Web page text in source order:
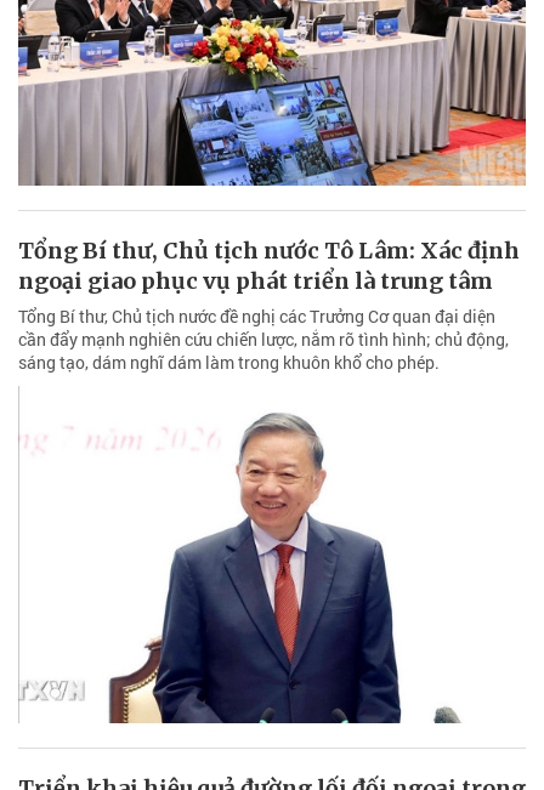
Tổng Bí thư, Chủ tịch nước Tô Lâm: Xác định
ngoại giao phục vụ phát triển là trung tâm
Tổng Bí thư, Chủ tịch nước đề nghị các Trưởng Cơ quan đại diện
cần đẩy mạnh nghiên cứu chiến lược, nắm rõ tình hình; chủ động,
sáng tạo, dám nghĩ dám làm trong khuôn khổ cho phép.